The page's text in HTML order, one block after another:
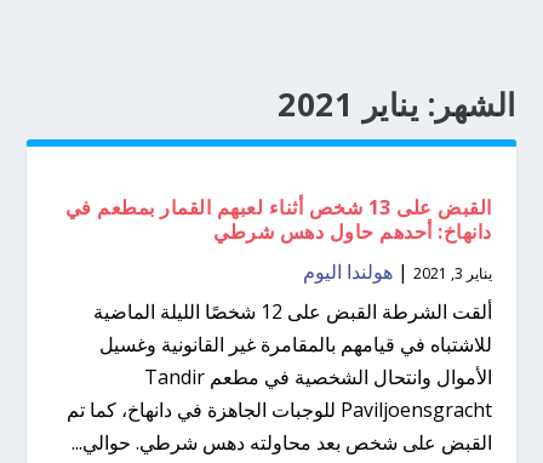
الشهر: يناير 2021
القبض على 13 شخص أثناء لعبهم القمار بمطعم في
دانهاخ: أحدهم حاول دهس شرطي
يناير 3, 2021 |هولندا اليوم
ألقت الشرطة القبض على 12 شخصًا الليلة الماضية
للاشتباه في قيامهم بالمقامرة غير القانونية وغسيل
الأموال وانتحال الشخصية في مطعم Tandir
Paviljoensgracht للوجبات الجاهزة في دانهاخ، كما تم
القبض على شخص بعد محاولته دهس شرطي. حوالي...